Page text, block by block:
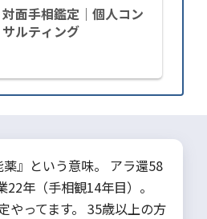
対面手相鑑定｜個人コン
サルティング
』という意味。 アラ還58
年（手相観14年目）。
やってます。 35歳以上の方